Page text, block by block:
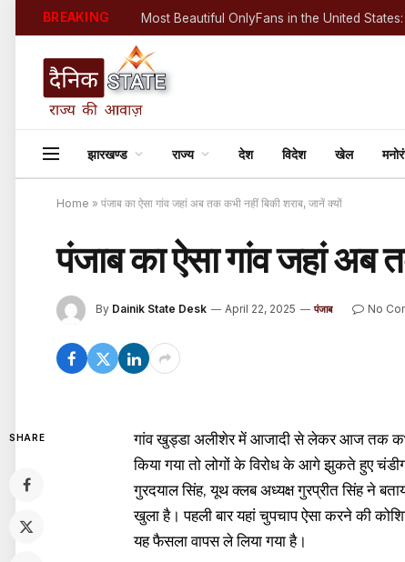
BREAKING
झारखण्ड राज्य देश विदेश खेल
Home » पंजाब का ऐसा गांव जहां अब तक कभी नहीं बिकी शराब, जानें क्यों
पंजाब का ऐसा गांव जहां अब
By Dainik State Desk April 22, 2025 पंजाब No
SHARE
गांव खुड्डा अलीशेर में आजादी से लेकर आज तक
किया गया तो लोगों के विरोध के आगे झुकते हुए
गुरदयाल सिंह, यूथ क्लब अध्यक्ष गुरप्रीत सिंह ने
खुला है। पहली बार यहां चुपचाप ऐसा करने की
यह फैसला वापस ले लिया गया है।